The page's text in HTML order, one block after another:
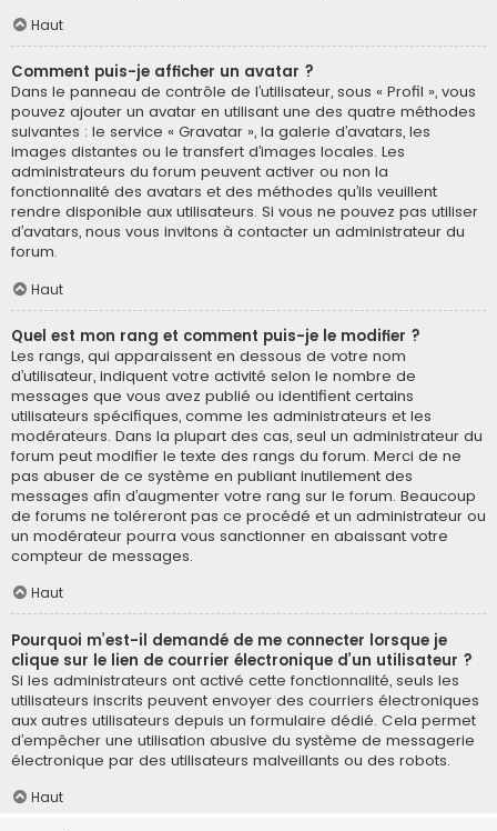
Haut
Comment puis-je afficher un avatar ?
Dans le panneau de contrôle de l’utilisateur, sous « Profil », vous
pouvez ajouter un avatar en utilisant une des quatre méthodes
suivantes : le service « Gravatar », la galerie d’avatars, les
images distantes ou le transfert d’images locales. Les
administrateurs du forum peuvent activer ou non la
fonctionnalité des avatars et des méthodes qu’ils veuillent
rendre disponible aux utilisateurs. Si vous ne pouvez pas utiliser
d’avatars, nous vous invitons à contacter un administrateur du
forum.
Haut
Quel est mon rang et comment puis-je le modifier ?
Les rangs, qui apparaissent en dessous de votre nom
d’utilisateur, indiquent votre activité selon le nombre de
messages que vous avez publié ou identifient certains
utilisateurs spécifiques, comme les administrateurs et les
modérateurs. Dans la plupart des cas, seul un administrateur du
forum peut modifier le texte des rangs du forum. Merci de ne
pas abuser de ce système en publiant inutilement des
messages afin d’augmenter votre rang sur le forum. Beaucoup
de forums ne toléreront pas ce procédé et un administrateur ou
un modérateur pourra vous sanctionner en abaissant votre
compteur de messages.
Haut
Pourquoi m’est-il demandé de me connecter lorsque je
clique sur le lien de courrier électronique d’un utilisateur ?
Si les administrateurs ont activé cette fonctionnalité, seuls les
utilisateurs inscrits peuvent envoyer des courriers électroniques
aux autres utilisateurs depuis un formulaire dédié. Cela permet
d’empêcher une utilisation abusive du système de messagerie
électronique par des utilisateurs malveillants ou des robots.
Haut